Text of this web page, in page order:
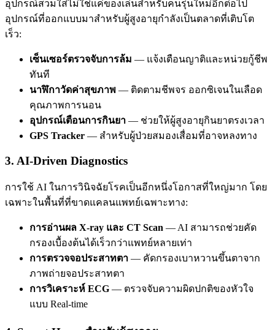
อุปกรณ์สวมใส่ไม่ใช่แค่ของเล่นสำหรับคนรุ่นใหม่อีกต่อไป
อุปกรณ์ที่ออกแบบมาสำหรับผู้สูงอายุกำลังเป็นตลาดที่เติบโต
เร็ว:
เซ็นเซอร์ตรวจจับการล้ม — แจ้งเตือนญาติและหน่วยกู้ชีพ
ทันที
นาฬิกาวัดค่าสุขภาพ — ติดตามชีพจร ออกซิเจนในเลือด
คุณภาพการนอน
อุปกรณ์เตือนการกินยา — ช่วยให้ผู้สูงอายุกินยาตรงเวลา
GPS Tracker — สำหรับผู้ป่วยสมองเสื่อมที่อาจหลงทาง
3. AI-Driven Diagnostics
การใช้ AI ในการวินิจฉัยโรคเป็นอีกหนึ่งโอกาสที่ใหญ่มาก โดย
เฉพาะในพื้นที่ที่ขาดแคลนแพทย์เฉพาะทาง:
การอ่านผล X-ray และ CT Scan — AI สามารถช่วยคัด
กรองเบื้องต้นได้เร็วกว่าแพทย์หลายเท่า
การตรวจจอประสาทตา — คัดกรองเบาหวานขึ้นตาจาก
ภาพถ่ายจอประสาทตา
การวิเคราะห์ ECG — ตรวจจับความผิดปกติของหัวใจ
แบบ Real-time